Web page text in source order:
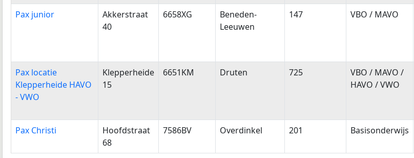
Pax junior
Akkerstraat
40
6658XG
Beneden-
Leeuwen
147 VBO / MAVO
Pax locatie
Klepperheide HAVO
- VWO
Klepperheide
15
6651KM Druten 725
VBO / MAVO /
HAVO / VWO
Pax Christi
Hoofdstraat
68
7586BV Overdinkel 201 Basisonderwijs